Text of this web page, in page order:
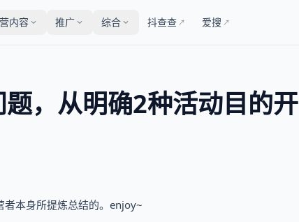
内容 推广 综合 抖查查 ↗ 爱搜 ↗
，从明确2种活动目的开
者本身所提炼总结的。enjoy~